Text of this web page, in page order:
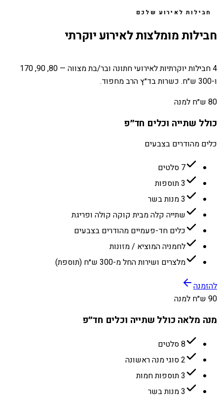
חבילות לאירוע שלכם
חבילות מומלצות לאירוע יוקרתי
4 חבילות יוקרתיות לאירועי חתונה ובר/בת מצווה — 80, 90, 170
ו-300 ש״ח. כשרות בד״ץ הרב מחפוד.
80 ש״ח למנה
כולל שתייה וכלים חד״פ
כלים מהודרים בצבעים
7 סלטים
3 תוספות
3 מנות בשר
שתייה קלה מבית קוקה קולה ופריגת
כלים חד-פעמיים מהודרים בצבעים
לחמניה המוציא / מזונות
מלצרים ושירות החל מ-300 ש״ח (תוספת)
להזמנה
90 ש״ח למנה
מנה מלאה כולל שתייה וכלים חד״פ
8 סלטים
2 סוגי מנה ראשונה
3 תוספות חמות
3 מנות בשר